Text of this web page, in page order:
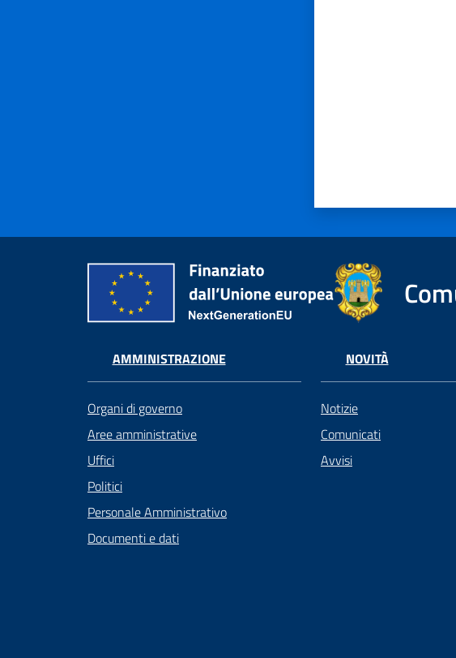
AMMINISTRAZIONE
Organi di governo
Aree amministrative
Uffici
Politici
Personale Amministrativo
Documenti e dati
NOVITÀ
Notizie
Comunicati
Avvisi